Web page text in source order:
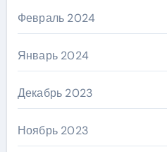
Февраль 2024
Январь 2024
Декабрь 2023
Ноябрь 2023